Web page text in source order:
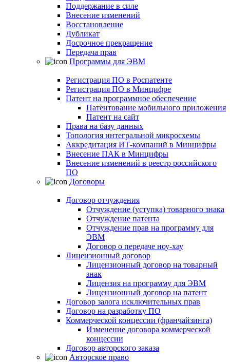
Поддержание в силе
Внесение изменений
Восстановление
Дубликат
Досрочное прекращение
Передача прав
Программы для ЭВМ
Регистрация ПО в Роспатенте
Регистрация ПО в Минцифре
Патент на программное обеспечение
Патентование мобильного приложения
Патент на сайт
Права на базу данных
Топология интегральной микросхемы
Аккредитация ИТ-компаний в Минцифры
Внесение ПАК в Минцифры
Внесение изменений в реестр российского
ПО
Договоры
Договор отчуждения
Отчуждение (уступка) товарного знака
Отчуждение патента
Отчуждение прав на программу для
ЭВМ
Договор о передаче ноу-хау
Лицензионный договор
Лицензионный договор на товарный
знак
Лицензия на программу для ЭВМ
Лицензионный договор на патент
Договор залога исключительных прав
Договор на разработку ПО
Коммерческой концессии (франчайзинга)
Изменение договора коммерческой
концессии
Договор авторского заказа
Авторское право